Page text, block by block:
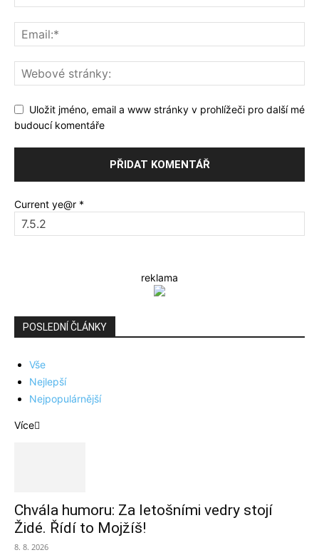
Uložit jméno, email a www stránky v prohlížeči pro další mé
budoucí komentáře
Current ye@r *
reklama
POSLEDNÍ ČLÁNKY
Vše
Nejlepší
Nejpopulárnější
Více
Chvála humoru: Za letošními vedry stojí
Židé. Řídí to Mojžíš!
8. 8. 2026